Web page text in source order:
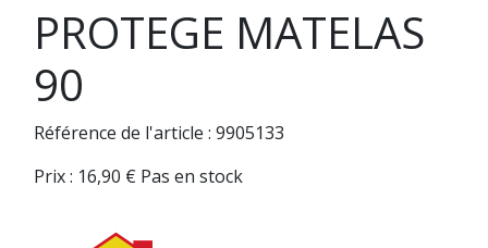
PROTEGE MATELAS
90
Référence de l'article : 9905133
Prix : 16,90 € Pas en stock